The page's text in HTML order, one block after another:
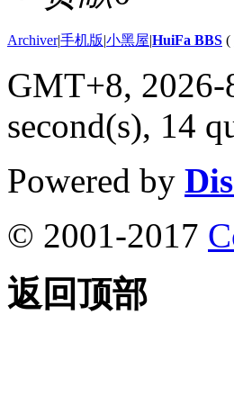
Archiver|手机版|小黑屋|HuiFa BBS (
GMT+8, 2026-
second(s), 14
Powered by
© 2001-2017
返回顶部